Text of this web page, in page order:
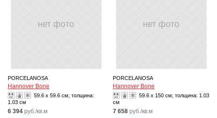
нет фото
PORCELANOSA
Hannover Bone
59.6 x 59.6 см; толщина:
1.03 см
6 394 руб./кв.м
нет фото
PORCELANOSA
Hannover Bone
59.6 x 150 см; толщина: 1.03
см
7 658 руб./кв.м